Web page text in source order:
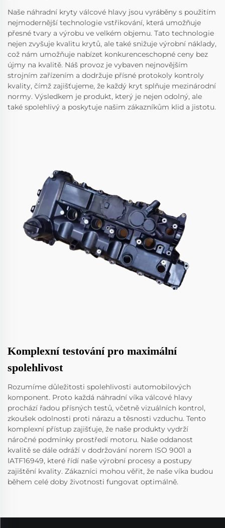
Naše náhradní kryty válcové hlavy jsou vyráběny s použitím
nejmodernější technologie vstřikování, která umožňuje
přesné tvary a výrobu ve velkém objemu. Tato technologie
nejen zvyšuje kvalitu krytů, ale také snižuje výrobní náklady,
což nám umožňuje nabízet konkurenceschopné ceny bez
újmy na kvalitě. Náš provoz je vybaven nejnovějším
strojním zařízením a dodržuje přísné protokoly kontroly
kvality, čímž zajišťujeme, že každý kryt splňuje mezinárodní
normy. Výsledkem je produkt, který je nejen odolný, ale
také spolehlivý a poskytuje našim zákazníkům klid a jistotu.
Komplexní testování pro maximální
spolehlivost
Rozumíme důležitosti spolehlivosti automobilových
komponent. Proto každá náhradní víka válcové hlavy
prochází řadou přísných testů, včetně vizuálních kontrol,
zkoušek odolnosti proti nárazu a těsnosti vzduchu. Tento
komplexní přístup zajišťuje, že naše produkty vydrží
náročné podmínky prostředí motoru. Naše oddanost
kvalitě se dále odráží v dodržování norem ISO 9001 a
IATF16949, které řídí naše výrobní procesy a postupy
zajištění kvality. Zákazníci mohou věřit, že naše víka budou
během celé doby životnosti fungovat optimálně.